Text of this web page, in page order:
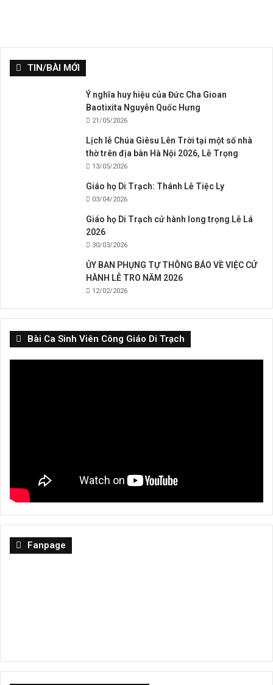
TIN/BÀI MỚI
Ý nghĩa huy hiệu của Đức Cha Gioan
Baotixita Nguyễn Quốc Hưng
21/05/2026
Lịch lễ Chúa Giêsu Lên Trời tại một số nhà
thờ trên địa bàn Hà Nội 2026, Lễ Trọng
13/05/2026
Giáo họ Di Trạch: Thánh Lễ Tiệc Ly
03/04/2026
Giáo họ Di Trạch cử hành long trọng Lễ Lá
2026
30/03/2026
ỦY BAN PHỤNG TỰ THÔNG BÁO VỀ VIỆC CỬ
HÀNH LỄ TRO NĂM 2026
12/02/2026
Bài Ca Sinh Viên Công Giáo Di Trạch
Fanpage